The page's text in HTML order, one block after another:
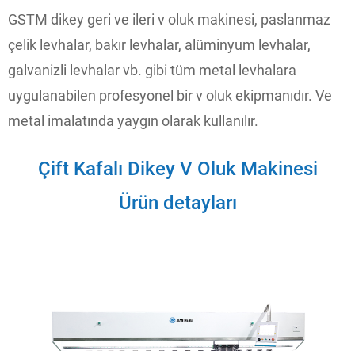
GSTM dikey geri ve ileri v oluk makinesi, paslanmaz
çelik levhalar, bakır levhalar, alüminyum levhalar,
galvanizli levhalar vb. gibi tüm metal levhalara
uygulanabilen profesyonel bir v oluk ekipmanıdır. Ve
metal imalatında yaygın olarak kullanılır.
Çift Kafalı Dikey V Oluk Makinesi
Ürün detayları